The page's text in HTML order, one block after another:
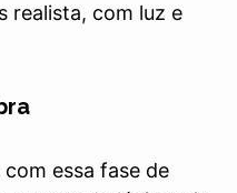
realista, com luz e
essa fase de